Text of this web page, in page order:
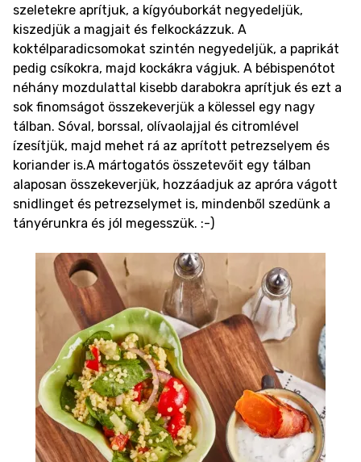
szeletekre aprítjuk, a kígyóuborkát negyedeljük,
kiszedjük a magjait és felkockázzuk. A
koktélparadicsomokat szintén negyedeljük, a paprikát
pedig csíkokra, majd kockákra vágjuk. A bébispenótot
néhány mozdulattal kisebb darabokra aprítjuk és ezt a
sok finomságot összekeverjük a kölessel egy nagy
tálban. Sóval, borssal, olívaolajjal és citromlével
ízesítjük, majd mehet rá az aprított petrezselyem és
koriander is.A mártogatós összetevőit egy tálban
alaposan összekeverjük, hozzáadjuk az apróra vágott
snidlinget és petrezselymet is, mindenből szedünk a
tányérunkra és jól megesszük. :-)